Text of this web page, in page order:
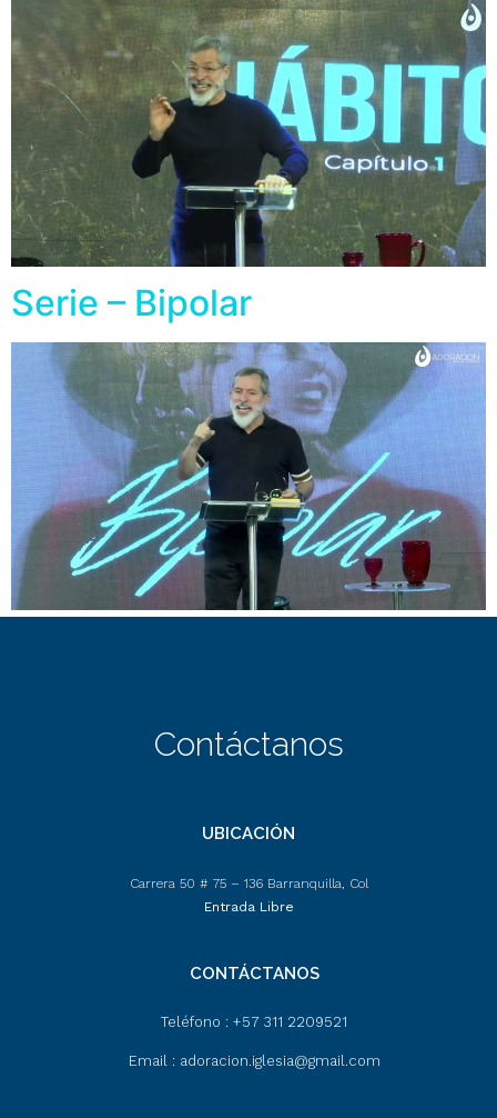
Serie – Bipolar
Contáctanos
UBICACIÓN
Carrera 50 # 75 – 136 Barranquilla, Col
Entrada Libre
CONTÁCTANOS
Teléfono : +57 311 2209521
Email : adoracion.iglesia@gmail.com